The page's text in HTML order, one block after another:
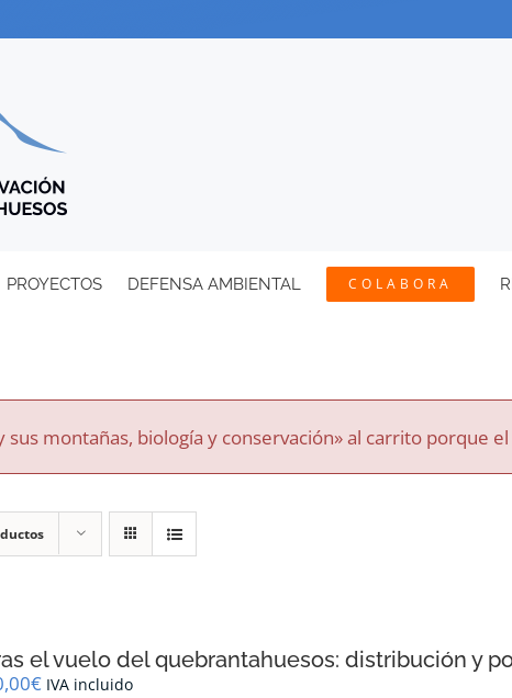
PROYECTOS DEFENSA AMBIENTAL COLABORA
montañas, biología y conservación» al carrito porque
el vuelo del quebrantahuesos: distribución y
€ IVA incluido